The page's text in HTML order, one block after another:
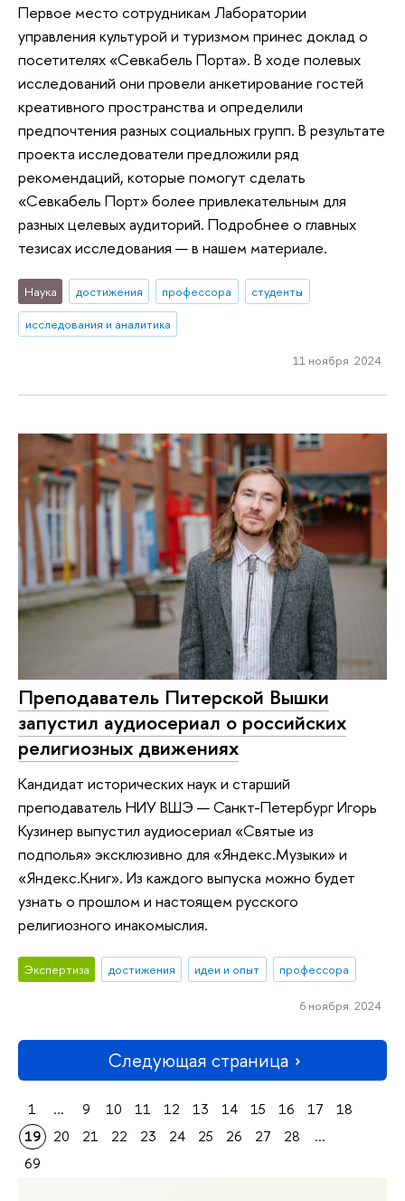
Первое место сотрудникам Лаборатории
управления культурой и туризмом принес доклад о
посетителях «Севкабель Порта». В ходе полевых
исследований они провели анкетирование гостей
креативного пространства и определили
предпочтения разных социальных групп. В результате
проекта исследователи предложили ряд
рекомендаций, которые помогут сделать
«Севкабель Порт» более привлекательным для
разных целевых аудиторий. Подробнее о главных
тезисах исследования — в нашем материале.
Наука достижения профессора
студенты
исследования и аналитика
11 ноября 2024
Преподаватель Питерской Вышки
запустил аудиосериал о российских
религиозных движениях
Кандидат исторических наук и старший
преподаватель НИУ ВШЭ — Санкт-Петербург Игорь
Кузинер выпустил аудиосериал «Святые из
подполья» эксклюзивно для «Яндекс.Музыки» и
«Яндекс.Книг». Из каждого выпуска можно будет
узнать о прошлом и настоящем русского
религиозного инакомыслия.
Экспертиза достижения идеи и опыт профессора
6 ноября 2024
Следующая страница
1 ... 9 10 11 12 13 14 15 16 17
18
19
20 21 22 23 24 25 26 27 28
...
69